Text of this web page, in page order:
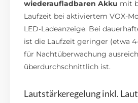
wiederaufladbaren Akku mit
Laufzeit bei aktiviertem VOX-
LED-Ladeanzeige. Bei
ist die Laufzeit geringer (etwa
für Nachtüberwachung
überdurchschnittlich ist.
Lautstärkeregelung inkl.